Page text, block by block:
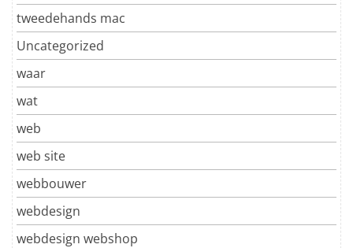
tweedehands mac
Uncategorized
waar
wat
web
web site
webbouwer
webdesign
webdesign webshop